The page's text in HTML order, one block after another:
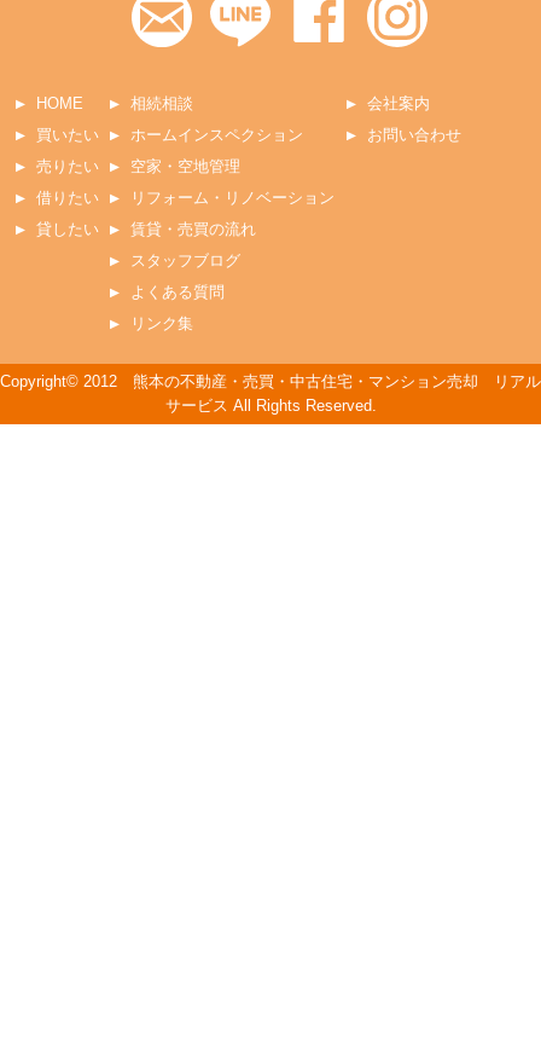
HOME
買いたい
売りたい
借りたい
貸したい
相続相談
ホームインスペクション
空家・空地管理
リフォーム・リノベーション
賃貸・売買の流れ
スタッフブログ
よくある質問
リンク集
会社案内
お問い合わせ
Copyright© 2012 熊本の不動産・売買・中古住宅・マンション売却 リアル
サービス All Rights Reserved.